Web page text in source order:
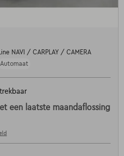
NAVI / CARPLAY / CAMERA
Automaat
een laatste maandaflossing